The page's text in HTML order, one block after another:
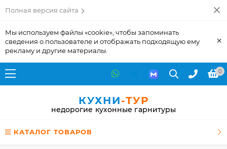
Полная версия сайта
Мы используем файлы «cookie», чтобы запоминать
сведения о пользователе и отображать подходящую ему
рекламу и другие материалы.
×
0
КУХНИ-ТУР
недорогие кухонные гарнитуры
КАТАЛОГ ТОВАРОВ